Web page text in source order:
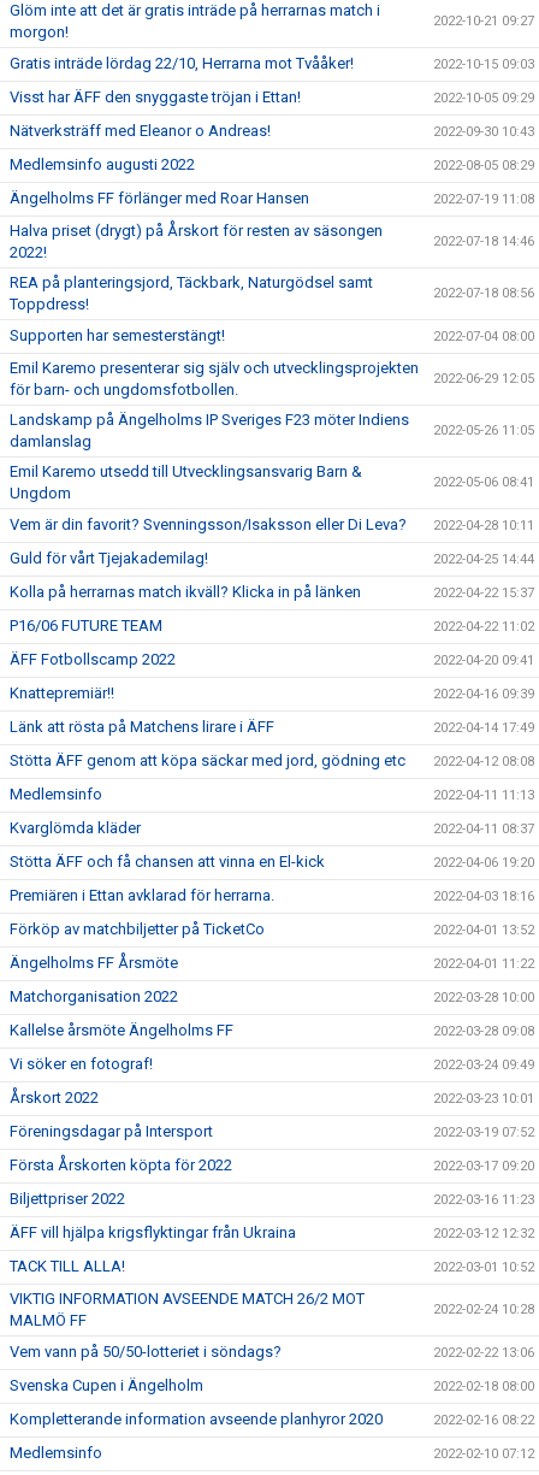
Glöm inte att det är gratis inträde på herrarnas match i
morgon!
2022-10-21 09:27
Gratis inträde lördag 22/10, Herrarna mot Tvååker! 2022-10-15 09:03
Visst har ÄFF den snyggaste tröjan i Ettan! 2022-10-05 09:29
Nätverksträff med Eleanor o Andreas! 2022-09-30 10:43
Medlemsinfo augusti 2022 2022-08-05 08:29
Ängelholms FF förlänger med Roar Hansen 2022-07-19 11:08
Halva priset (drygt) på Årskort för resten av säsongen
2022!
2022-07-18 14:46
REA på planteringsjord, Täckbark, Naturgödsel samt
Toppdress!
2022-07-18 08:56
Supporten har semesterstängt! 2022-07-04 08:00
Emil Karemo presenterar sig själv och utvecklingsprojekten
för barn- och ungdomsfotbollen.
2022-06-29 12:05
Landskamp på Ängelholms IP Sveriges F23 möter Indiens
damlanslag
2022-05-26 11:05
Emil Karemo utsedd till Utvecklingsansvarig Barn &
Ungdom
2022-05-06 08:41
Vem är din favorit? Svenningsson/Isaksson eller Di Leva? 2022-04-28 10:11
Guld för vårt Tjejakademilag! 2022-04-25 14:44
Kolla på herrarnas match ikväll? Klicka in på länken 2022-04-22 15:37
P16/06 FUTURE TEAM 2022-04-22 11:02
ÄFF Fotbollscamp 2022 2022-04-20 09:41
Knattepremiär!! 2022-04-16 09:39
Länk att rösta på Matchens lirare i ÄFF 2022-04-14 17:49
Stötta ÄFF genom att köpa säckar med jord, gödning etc 2022-04-12 08:08
Medlemsinfo 2022-04-11 11:13
Kvarglömda kläder 2022-04-11 08:37
Stötta ÄFF och få chansen att vinna en El-kick 2022-04-06 19:20
Premiären i Ettan avklarad för herrarna. 2022-04-03 18:16
Förköp av matchbiljetter på TicketCo 2022-04-01 13:52
Ängelholms FF Årsmöte 2022-04-01 11:22
Matchorganisation 2022 2022-03-28 10:00
Kallelse årsmöte Ängelholms FF 2022-03-28 09:08
Vi söker en fotograf! 2022-03-24 09:49
Årskort 2022 2022-03-23 10:01
Föreningsdagar på Intersport 2022-03-19 07:52
Första Årskorten köpta för 2022 2022-03-17 09:20
Biljettpriser 2022 2022-03-16 11:23
ÄFF vill hjälpa krigsflyktingar från Ukraina 2022-03-12 12:32
TACK TILL ALLA! 2022-03-01 10:52
VIKTIG INFORMATION AVSEENDE MATCH 26/2 MOT
MALMÖ FF
2022-02-24 10:28
Vem vann på 50/50-lotteriet i söndags? 2022-02-22 13:06
Svenska Cupen i Ängelholm 2022-02-18 08:00
Kompletterande information avseende planhyror 2020 2022-02-16 08:22
Medlemsinfo 2022-02-10 07:12